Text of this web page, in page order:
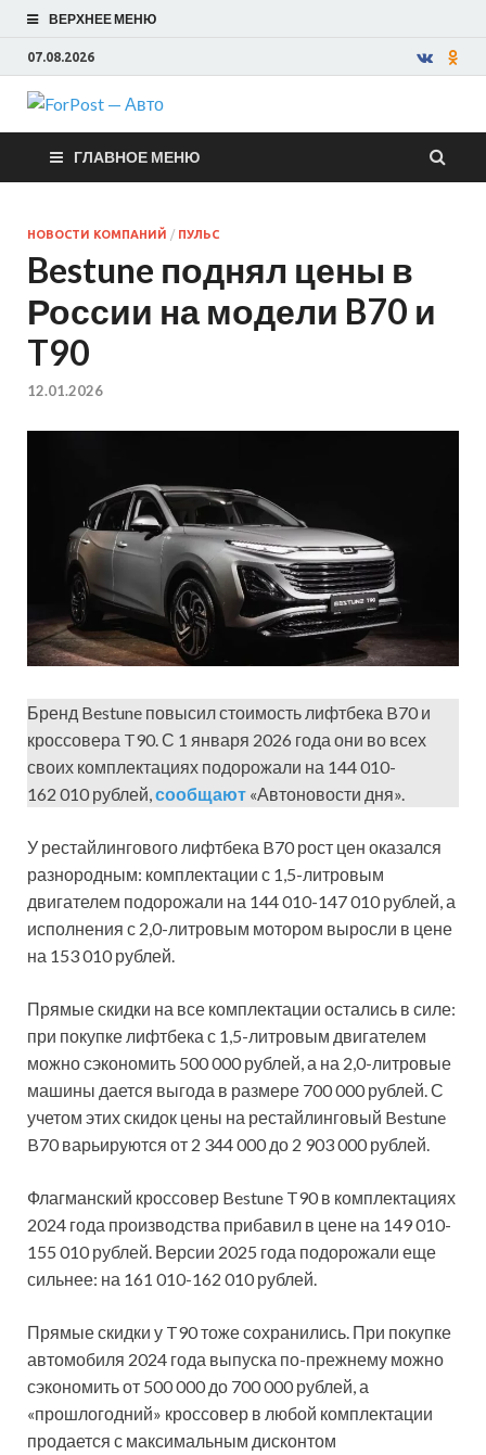
ВЕРХНЕЕ МЕНЮ
07.08.2026
ForPost —
Авто
ГЛАВНОЕ МЕНЮ
НОВОСТИ КОМПАНИЙ / ПУЛЬС
Bestune поднял цены в
России на модели B70 и
T90
12.01.2026
Бренд Bestune повысил стоимость лифтбека B70 и
кроссовера T90. С 1 января 2026 года они во всех
своих комплектациях подорожали на 144 010-
162 010 рублей,сообщают «Автоновости дня».
У рестайлингового лифтбека B70 рост цен оказался
разнородным: комплектации с 1,5-литровым
двигателем подорожали на 144 010-147 010 рублей, а
исполнения с 2,0-литровым мотором выросли в цене
на 153 010 рублей.
Прямые скидки на все комплектации остались в силе:
при покупке лифтбека с 1,5-литровым двигателем
можно сэкономить 500 000 рублей, а на 2,0-литровые
машины дается выгода в размере 700 000 рублей. С
учетом этих скидок цены на рестайлинговый Bestune
B70 варьируются от 2 344 000 до 2 903 000 рублей.
Флагманский кроссовер Bestune T90 в комплектациях
2024 года производства прибавил в цене на 149 010-
155 010 рублей. Версии 2025 года подорожали еще
сильнее: на 161 010-162 010 рублей.
Прямые скидки у T90 тоже сохранились. При покупке
автомобиля 2024 года выпуска по-прежнему можно
сэкономить от 500 000 до 700 000 рублей, а
«прошлогодний» кроссовер в любой комплектации
продается с максимальным дисконтом